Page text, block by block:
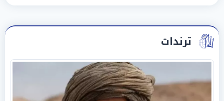
ترندات